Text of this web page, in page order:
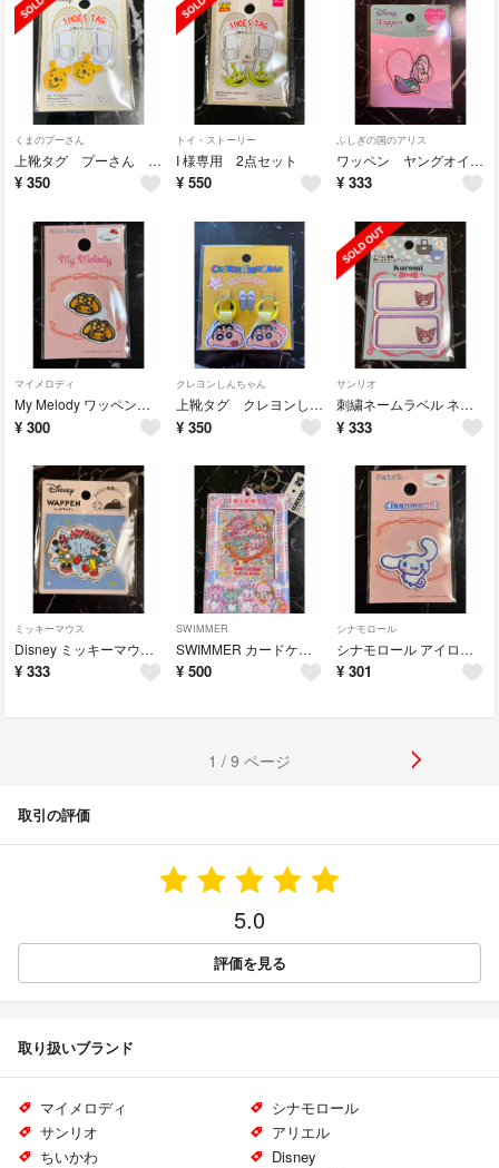
くまのプーさん
上靴タグ プーさん くまのぷーさん ディズニー ワッペン 目印 タグ
¥ 350
トイ・ストーリー
I 様専用 2点セット
¥ 550
ふしぎの国のアリス
ワッペン ヤングオイスター ディズニー ダイソー セリア ふしぎの国のアリス
¥ 333
マイメロディ
My Melody ワッペン 2P サンリオ ダイソー セリア マイメロディ
¥ 300
クレヨンしんちゃん
上靴タグ クレヨンしんちゃん ダイソー DAISO セリア
¥ 350
サンリオ
刺繍ネームラベル ネームワッペン クロミ ダイソー セリア ワッペン
¥ 333
ミッキーマウス
Disney ミッキーマウス ワッペン ミッキーフレンズ プリント ディズニー
¥ 333
SWIMMER
SWIMMER カードケース パスケース キーホルダー
¥ 500
シナモロール
シナモロール アイロン接着ワッペン サンリオ ダイソー DAISO
¥ 301
1 / 9 ページ
取引の評価
5.0
評価を見る
取り扱いブランド
マイメロディ
シナモロール
サンリオ
アリエル
ちいかわ
Disney